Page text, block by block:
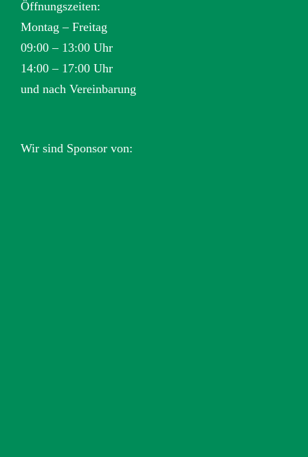
Öffnungszeiten:
Montag – Freitag
09:00 – 13:00 Uhr
14:00 – 17:00 Uhr
und nach Vereinbarung
Wir sind Sponsor von: